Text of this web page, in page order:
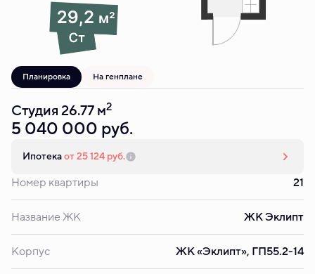
Планировка На генплане
Студия 26.77 м2
5 040 000 руб.
Ипотекаот 25 124 руб.
Номер квартиры 21
Название ЖК ЖК Эклипт
Корпус ЖК «Эклипт», ГП55.2-14